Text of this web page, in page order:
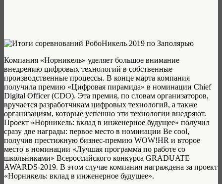
Компания «Норникель» уделяет большое внимание
внедрению цифровых технологий в собственные
производственные процессы. В конце марта компания
получила премию «Цифровая пирамида» в номинации Chief
Digital Officer (CDO). Эта премия, по словам организаторов,
вручается разработчикам цифровых технологий, а также
организациям, которые успешно эти технологии внедряют.
Проект «Норникель: вклад в инженерное будущее» получил
сразу две награды: первое место в номинации Ве cool,
получив престижную бизнес-премию WOW!HR и второе
место в номинации «Лучшая программа по работе со
школьниками» Всероссийского конкурса GRADUATE
AWARDS-2019. В этом случае компания награждена за проект
«Норникель: вклад в инженерное будущее».